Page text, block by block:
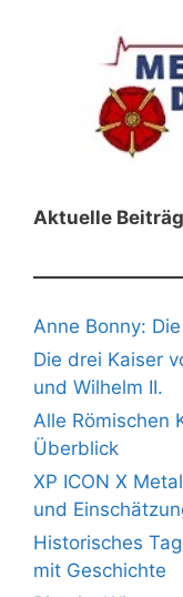
Aktuelle
Anne Bonny:
Die drei Kaiser
und Wilhelm II.
Alle Römischen
Überblick
XP ICON X
und
Historisches
mit Geschichte